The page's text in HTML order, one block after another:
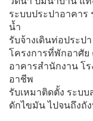
ระบบประปาอาคา
น้ำ
รับจ้างเดินท่อประป
โครงการที่พักอาศั
อาคารสำนักงาน โ
อาชีพ
รับเหมาติดตั้ง ระบ
ดักไขมัน ไปจนถึงถั